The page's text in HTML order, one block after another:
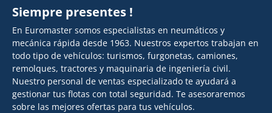
Siempre presentes !
En Euromaster somos especialistas en neumáticos y
mecánica rápida desde 1963. Nuestros expertos trabajan en
todo tipo de vehículos: turismos, furgonetas, camiones,
remolques, tractores y maquinaria de ingeniería civil.
Nuestro personal de ventas especializado te ayudará a
gestionar tus flotas con total seguridad. Te asesoraremos
sobre las mejores ofertas para tus vehículos.